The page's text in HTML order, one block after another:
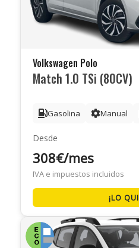
Volkswagen Polo
Match 1.0 TSi (80CV)
Gasolina Manual
Desde
308€/mes
IVA e impuestos incluidos
¡LO